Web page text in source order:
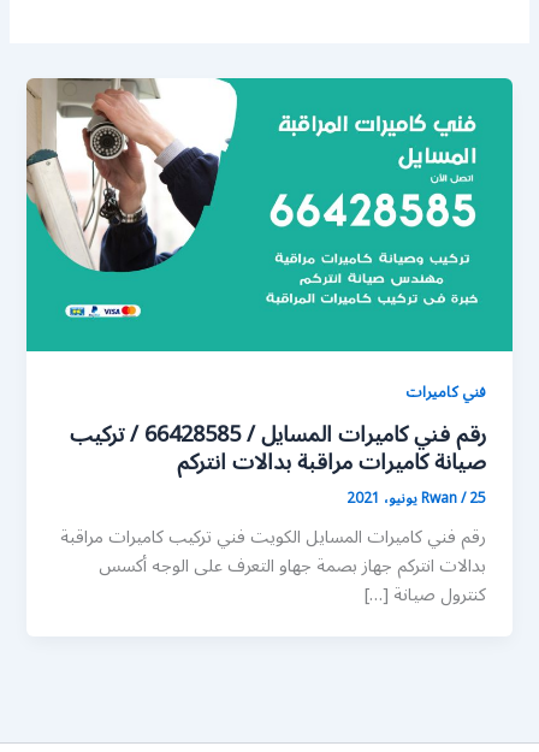
فني كاميرات
رقم فني كاميرات المسايل / 66428585 / تركيب
صيانة كاميرات مراقبة بدالات انتركم
Rwan/25 يونيو، 2021
رقم فني كاميرات المسايل الكويت فني تركيب كاميرات مراقبة
بدالات انتركم جهاز بصمة جهاو التعرف على الوجه أكسس
كنترول صيانة […]